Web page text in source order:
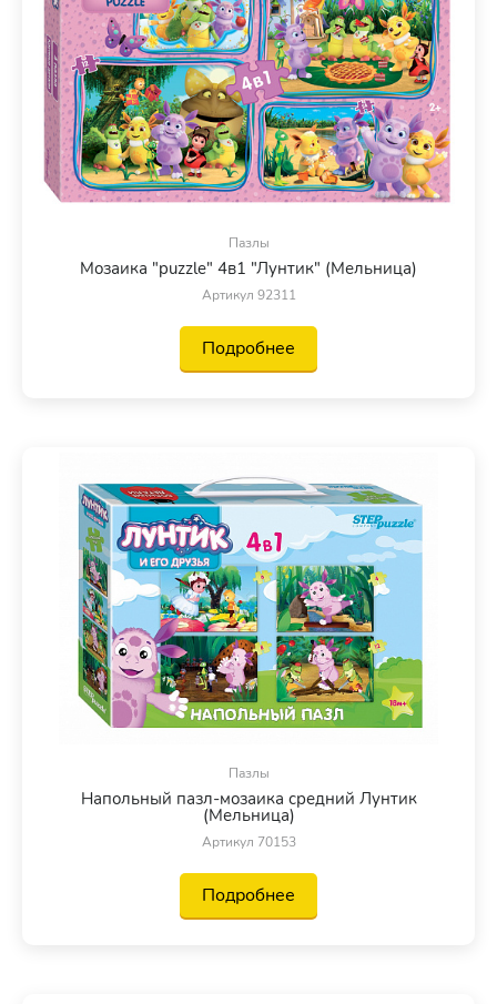
Пазлы
Мозаика "puzzle" 4в1 "Лунтик" (Мельница)
Артикул 92311
Подробнее
Пазлы
Напольный пазл-мозаика средний Лунтик
(Мельница)
Артикул 70153
Подробнее